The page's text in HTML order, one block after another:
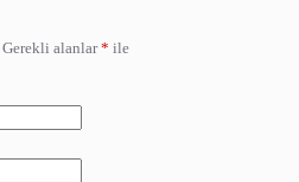
Gerekli alanlar* ile